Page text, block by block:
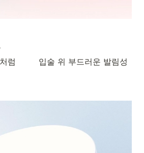
럼         입술 위 부드러운 발림성